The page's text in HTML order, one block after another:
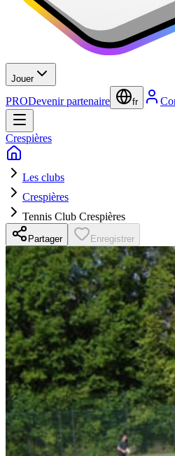
Jouer
PRODevenir partenaire fr
Crespières
Les clubs
Crespières
Tennis Club Crespières
Partager Enregistrer